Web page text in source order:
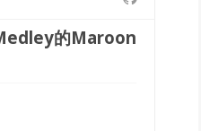
的Maroon